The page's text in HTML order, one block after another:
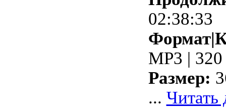
02:38:33
MP3 |
Размер:
... Читать